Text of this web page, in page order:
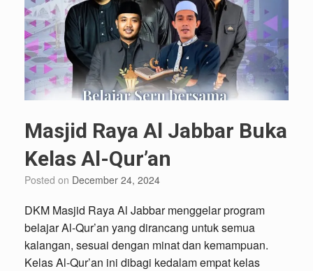
Masjid Raya Al Jabbar Buka
Kelas Al-Qur’an
Posted on December 24, 2024
DKM Masjid Raya Al Jabbar menggelar program
belajar Al-Qur’an yang dirancang untuk semua
kalangan, sesuai dengan minat dan kemampuan.
Kelas Al-Qur’an ini dibagi kedalam empat kelas